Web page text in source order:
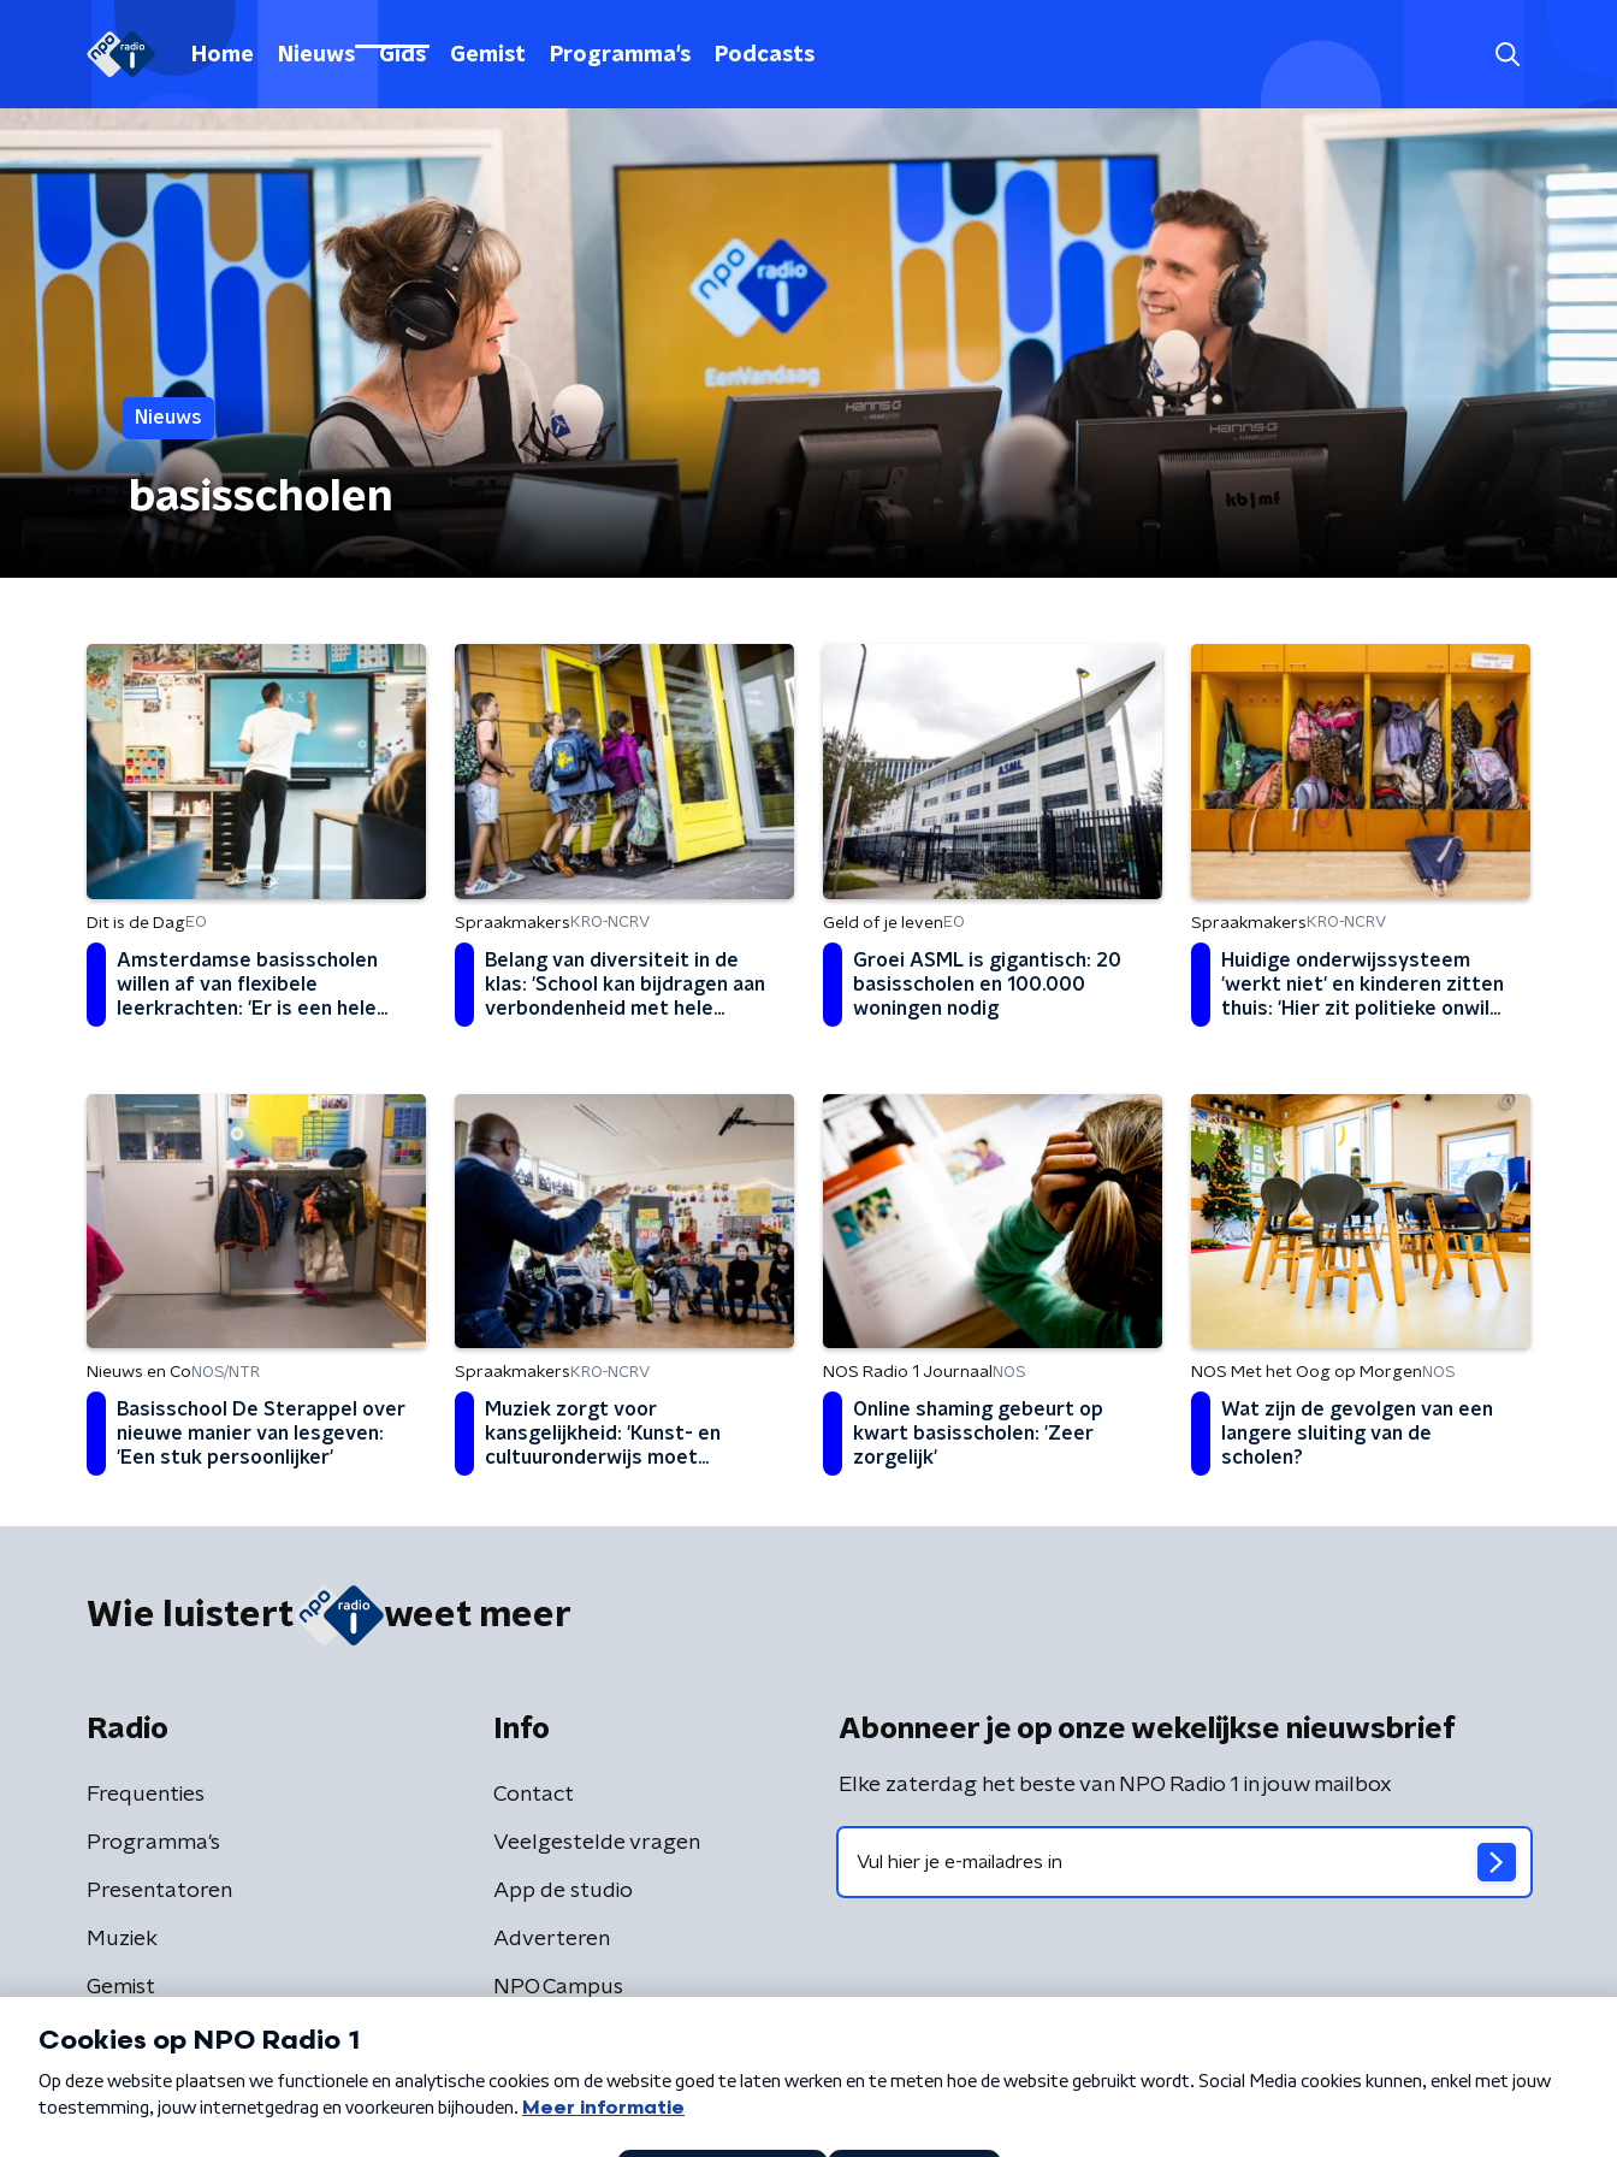
Home Nieuws Gids Gemist Programma's Podcasts
Nieuws
basisscholen
Dit is de DagEO
Amsterdamse basisscholen
willen af van flexibele
leerkrachten: 'Er is een hele
Spraakmakers KRO-NCRV
Belang van diversiteit in de
klas: 'School kan bijdragen aan
verbondenheid met hele
Geld of je leven EO
Groei ASML is gigantisch: 20
basisscholen en 100.000
woningen nodig
Spraakmakers KRO-NCRV
Huidige onderwijssysteem
'werkt niet' en kinderen zitten
thuis: 'Hier zit politieke onwil
Nieuws en Co NOS/NTR
Basisschool De Sterappel over
nieuwe manier van lesgeven:
'Een stuk persoonlijker'
Spraakmakers KRO-NCRV
Muziek zorgt voor
kansgelijkheid: 'Kunst- en
cultuuronderwijs moet
NOS Radio 1 Journaal NOS
Online shaming gebeurt op
kwart basisscholen: 'Zeer
zorgelijk'
NOS Met het Oog op Morgen NOS
Wat zijn de gevolgen van een
langere sluiting van de
scholen?
Wie luistert weet meer
Radio
Frequenties
Programma's
Presentatoren
Muziek
Gemist
Info
Contact
Veelgestelde vragen
App de studio
Adverteren
NPO Campus
Abonneer je op onze wekelijkse nieuwsbrief
Elke zaterdag het beste van NPO Radio 1 in jouw mailbox
Algemene voorwaarden Privacybeleid